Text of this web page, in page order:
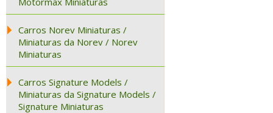
Carros Norev Miniaturas /
Miniaturas da Norev / Norev
Miniaturas
Carros Signature Models /
Miniaturas da Signature Models /
Signature Miniaturas